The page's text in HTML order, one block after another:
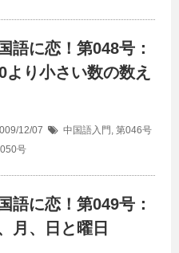
語に恋！第048号：
より小さい数の数え
12/07 中国語入門 , 第046号
号
語に恋！第049号：
月、日と曜日